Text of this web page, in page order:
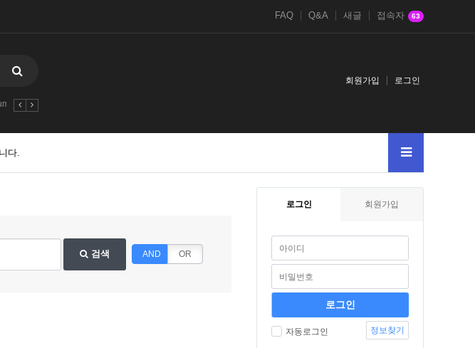
FAQ Q&A 새글 접속자 63
123
회원가입 로그인
다.
검색 AND OR
로그인 회원가입
자동로그인 정보찾기